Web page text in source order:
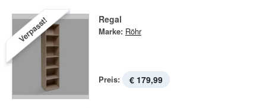
Verpasst! Regal
Marke: Röhr
Preis: € 179,99